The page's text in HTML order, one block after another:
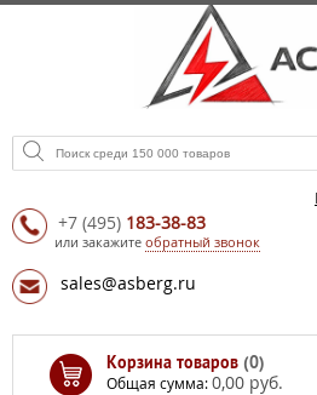
+7 (495) 183-38-83
или закажите обратный звонок
sales@asberg.ru
Корзина товаров (0)
Общая сумма:0,00 руб.